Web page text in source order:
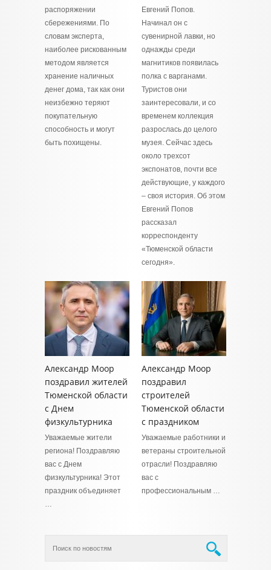
распоряжении
сбережениями. По
словам эксперта,
наиболее рискованным
методом является
хранение наличных
денег дома, так как они
неизбежно теряют
покупательную
способность и могут
быть похищены.
Евгений Попов.
Начинал он с
сувенирной лавки, но
однажды среди
магнитиков появилась
полка с варганами.
Туристов они
заинтересовали, и со
временем коллекция
разрослась до целого
музея. Сейчас здесь
около трехсот
экспонатов, почти все
действующие, у каждого
– своя история. Об этом
Евгений Попов
рассказал
корреспонденту
«Тюменской области
сегодня».
Александр Моор
поздравил жителей
Тюменской области
с Днем
физкультурника
Уважаемые жители
региона! Поздравляю
вас с Днем
физкультурника! Этот
праздник объединяет
…
Александр Моор
поздравил
строителей
Тюменской области
с праздником
Уважаемые работники и
ветераны строительной
отрасли! Поздравляю
вас с
профессиональным …